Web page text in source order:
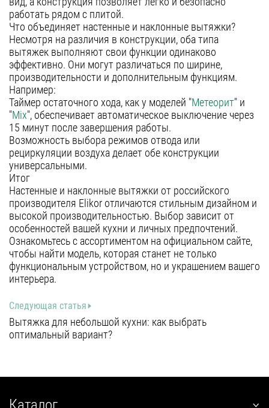
работать рядом с плитой.
Что объединяет настенные и наклонные вытяжки?
Несмотря на различия в конструкции, оба типа
вытяжек выполняют свои функции одинаково
эффективно. Они могут различаться по ширине,
производительности и дополнительным функциям.
Например:
Таймер остаточного хода, как у моделей "Метеорит" и
"Mix", обеспечивает автоматическое выключение через
15 минут после завершения работы.
Возможность выбора режимов отвода или
рециркуляции воздуха делает обе конструкции
универсальными.
Итог
Настенные и наклонные вытяжки от российского
производителя Elikor отличаются стильным дизайном и
высокой производительностью. Выбор зависит от
особенностей вашей кухни и личных предпочтений.
Ознакомьтесь с ассортиментом на официальном сайте,
чтобы найти модель, которая станет не только
функциональным устройством, но и украшением вашего
интерьера.
Следующая статья
Вытяжка для небольшой кухни: как выбрать
оптимальный вариант?